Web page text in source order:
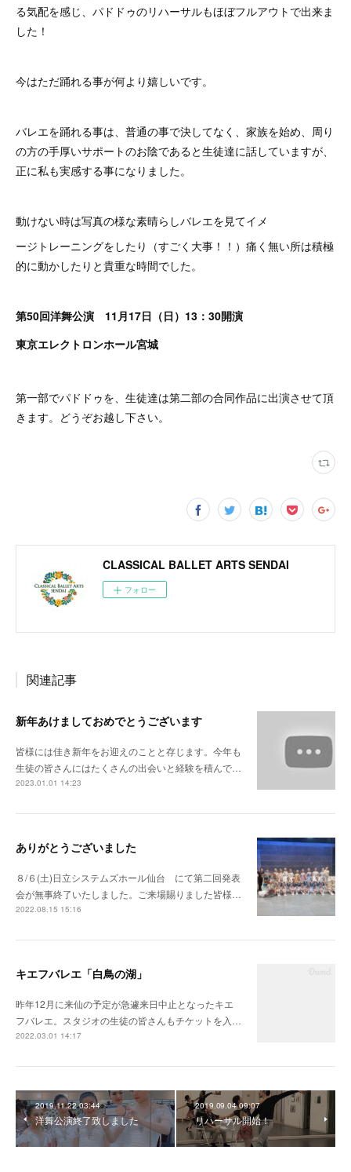
る気配を感じ、パドドゥのリハーサルもほぼフルアウトで出来ま
した！
今はただ踊れる事が何より嬉しいです。
バレエを踊れる事は、普通の事で決してなく、家族を始め、周り
の方の手厚いサポートのお陰であると生徒達に話していますが、
正に私も実感する事になりました。
動けない時は写真の様な素晴らしバレエを見てイメ
ージトレーニングをしたり（すごく大事！！）痛く無い所は積極
的に動かしたりと貴重な時間でした。
第50回洋舞公演 11月17日（日）13：30開演
東京エレクトロンホール宮城
第一部でパドドゥを、生徒達は第二部の合同作品に出演させて頂
きます。どうぞお越し下さい。
CLASSICAL BALLET ARTS SENDAI
フォロー
関連記事
新年あけましておめでとうございます
皆様には佳き新年をお迎えのことと存じます。今年も
生徒の皆さんにはたくさんの出会いと経験を積んで…
2023.01.01 14:23
ありがとうございました
８/６(土)日立システムズホール仙台 にて第二回発表
会が無事終了いたしました。ご来場賜りました皆様…
2022.08.15 15:16
キエフバレエ「白鳥の湖」
昨年12月に来仙の予定が急遽来日中止となったキエ
フバレエ。スタジオの生徒の皆さんもチケットを入…
2022.03.01 14:17
2019.11.22 03:44
洋舞公演終了致しました
2019.09.04 09:07
リハーサル開始！